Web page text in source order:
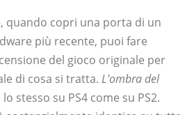
quando copri una porta di un
più recente, puoi fare
del gioco originale per
di cosa si tratta. L'ombra del
stesso su PS4 come su PS2.